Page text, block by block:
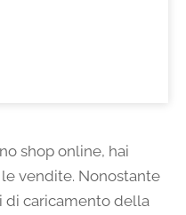
shop online, hai
vendite. Nonostante
di caricamento della